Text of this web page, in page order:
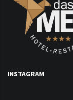
INSTAGRAM